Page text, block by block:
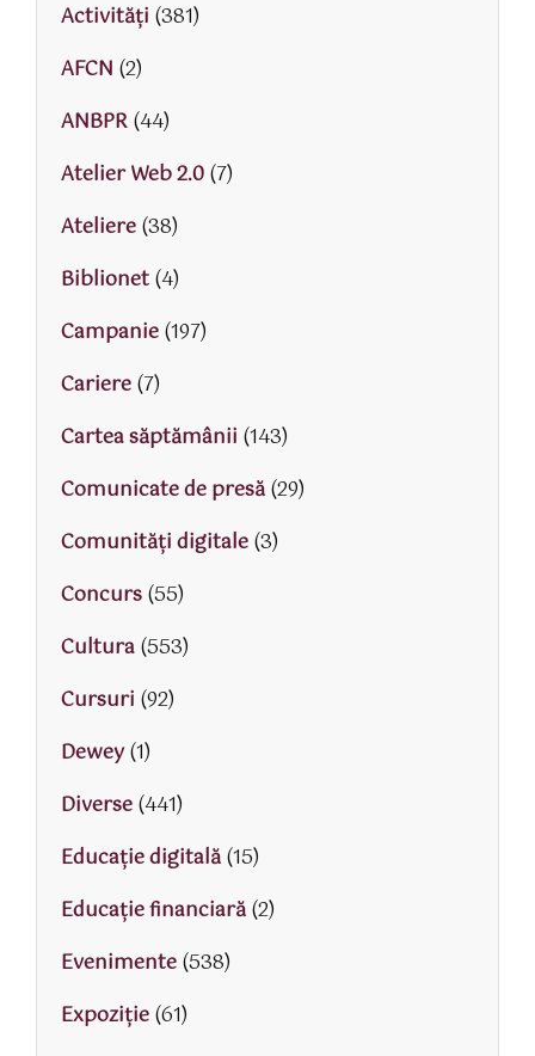
Activităţi (381)
AFCN (2)
ANBPR(44)
Atelier Web 2.0(7)
Ateliere(38)
Biblionet(4)
Campanie(197)
Cariere(7)
Cartea săptămânii (143)
Comunicate de presă(29)
Comunități digitale(3)
Concurs(55)
Cultura(553)
Cursuri (92)
Dewey(1)
Diverse(441)
Educaţie digitală(15)
Educaţie financiară(2)
Evenimente(538)
Expoziție(61)